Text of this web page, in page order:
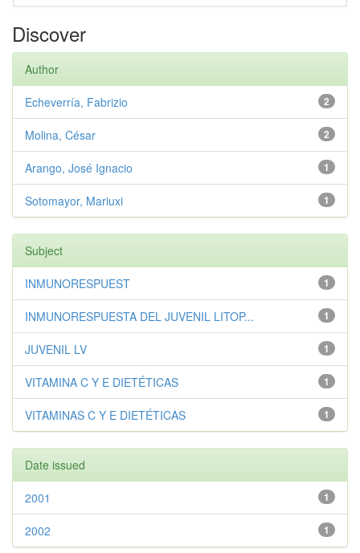
Discover
Author
2
Echeverría, Fabrizio
2
Molina, César
1
Arango, José Ignacio
1
Sotomayor, Mariuxi
Subject
1
INMUNORESPUEST
1
INMUNORESPUESTA DEL JUVENIL LITOP...
1
JUVENIL LV
1
VITAMINA C Y E DIETÉTICAS
1
VITAMINAS C Y E DIETÉTICAS
Date issued
1
2001
1
2002